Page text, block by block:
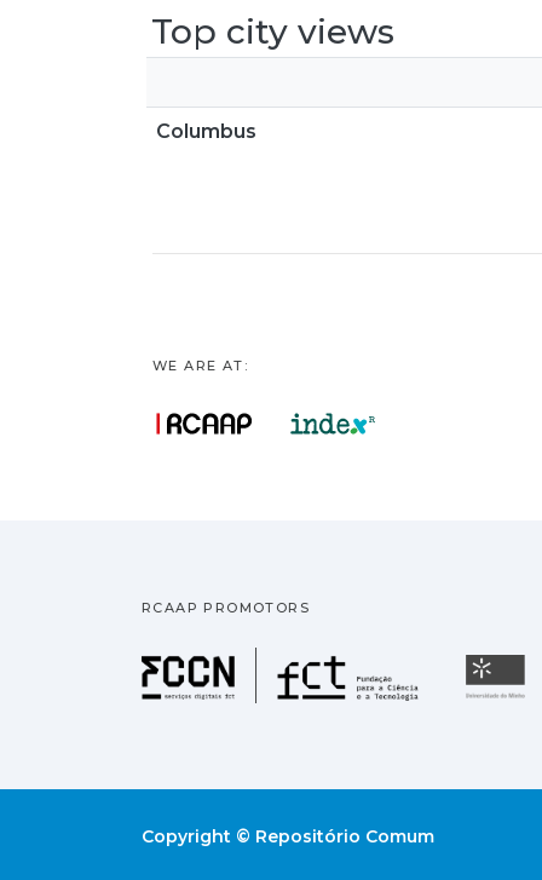
Top city views
Columbus
WE ARE AT:
RCAAP PROMOTORS
Fundação
Copyright © Repositório Comum